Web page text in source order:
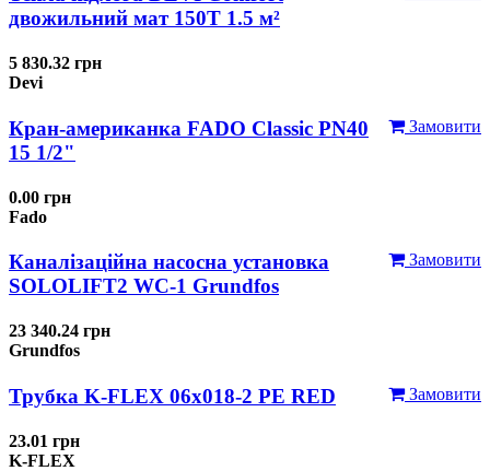
двожильний мат 150T 1.5 м²
5 830.32 грн
Devi
Замовити
Кран-американка FADO Classic PN40
15 1/2"
0.00 грн
Fado
Замовити
Каналізаційна насосна установка
SOLOLIFT2 WC-1 Grundfos
23 340.24 грн
Grundfos
Замовити
Трубка K-FLEX 06x018-2 РЕ RED
23.01 грн
K-FLEX